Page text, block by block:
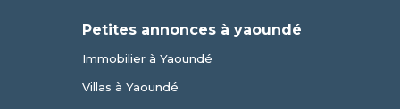
Petites annonces à yaoundé
Immobilier à Yaoundé
Villas à Yaoundé